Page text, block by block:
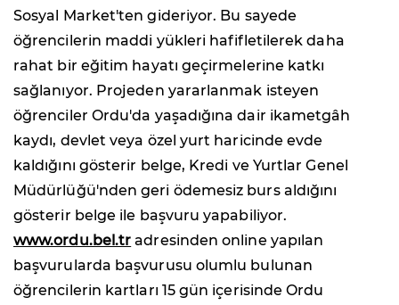
Sosyal Market'ten gideriyor. Bu sayede
öğrencilerin maddi yükleri hafifletilerek daha
rahat bir eğitim hayatı geçirmelerine katkı
sağlanıyor. Projeden yararlanmak isteyen
öğrenciler Ordu'da yaşadığına dair ikametgâh
kaydı, devlet veya özel yurt haricinde evde
kaldığını gösterir belge, Kredi ve Yurtlar Genel
Müdürlüğü'nden geri ödemesiz burs aldığını
gösterir belge ile başvuru yapabiliyor.
www.ordu.bel.tr adresinden online yapılan
başvurularda başvurusu olumlu bulunan
öğrencilerin kartları 15 gün içerisinde Ordu